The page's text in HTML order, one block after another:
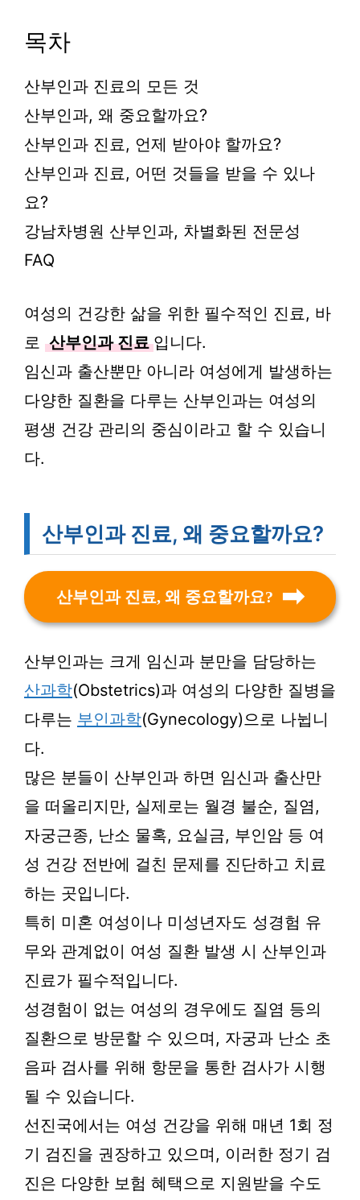
목차
산부인과 진료의 모든 것
산부인과, 왜 중요할까요?
산부인과 진료, 언제 받아야 할까요?
산부인과 진료, 어떤 것들을 받을 수 있나
요?
강남차병원 산부인과, 차별화된 전문성
FAQ
여성의 건강한 삶을 위한 필수적인 진료, 바
로 산부인과 진료 입니다.
임신과 출산뿐만 아니라 여성에게 발생하는
다양한 질환을 다루는 산부인과는 여성의
평생 건강 관리의 중심이라고 할 수 있습니
다.
산부인과 진료, 왜 중요할까요?
산부인과 진료, 왜 중요할까요?
산부인과는 크게 임신과 분만을 담당하는
산과학(Obstetrics)과 여성의 다양한 질병을
다루는 부인과학(Gynecology)으로 나뉩니
다.
많은 분들이 산부인과 하면 임신과 출산만
을 떠올리지만, 실제로는 월경 불순, 질염,
자궁근종, 난소 물혹, 요실금, 부인암 등 여
성 건강 전반에 걸친 문제를 진단하고 치료
하는 곳입니다.
특히 미혼 여성이나 미성년자도 성경험 유
무와 관계없이 여성 질환 발생 시 산부인과
진료가 필수적입니다.
성경험이 없는 여성의 경우에도 질염 등의
질환으로 방문할 수 있으며, 자궁과 난소 초
음파 검사를 위해 항문을 통한 검사가 시행
될 수 있습니다.
선진국에서는 여성 건강을 위해 매년 1회 정
기 검진을 권장하고 있으며, 이러한 정기 검
진은 다양한 보험 혜택으로 지원받을 수도